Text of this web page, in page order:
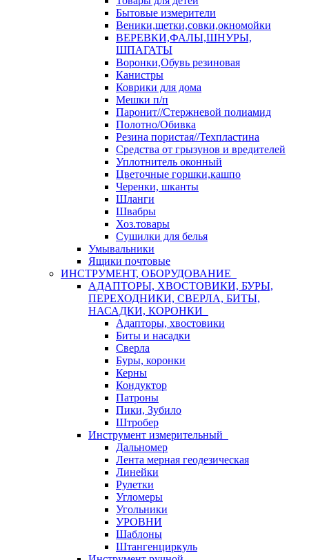
Бытовые измерители
Веники,щетки,совки,окномойки
ВЕРЕВКИ,ФАЛЫ,ШНУРЫ,
ШПАГАТЫ
Воронки,Обувь резиновая
Канистры
Коврики для дома
Мешки п/п
Паронит//Стержневой полиамид
Полотно/Обивка
Резина пористая//Техпластина
Средства от грызунов и вредителей
Уплотнитель оконный
Цветочные горшки,кашпо
Черенки, шканты
Шланги
Швабры
Хоз.товары
Сушилки для белья
Умывальники
Ящики почтовые
ИНСТРУМЕНТ, ОБОРУДОВАНИЕ
АДАПТОРЫ, ХВОСТОВИКИ, БУРЫ,
ПЕРЕХОДНИКИ, СВЕРЛА, БИТЫ,
НАСАДКИ, КОРОНКИ
Адапторы, хвостовики
Биты и насадки
Сверла
Буры, коронки
Керны
Кондуктор
Патроны
Пики, Зубило
Штробер
Инструмент измерительный
Дальномер
Лента мерная геодезическая
Линейки
Рулетки
Угломеры
Угольники
УРОВНИ
Шаблоны
Штангенциркуль